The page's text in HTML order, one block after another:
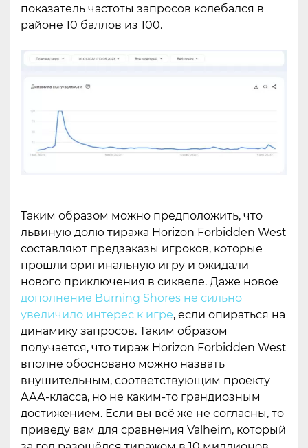
показатель частоты запросов колебался в
районе 10 баллов из 100.
Таким образом можно предположить, что
львиную долю тиража Horizon Forbidden West
составляют предзаказы игроков, которые
прошли оригинальную игру и ожидали
нового приключения в сиквеле. Даже новое
дополнение Burning Shores не сильно
увеличило интерес к игре, если опираться на
динамику запросов. Таким образом
получается, что тираж Horizon Forbidden West
вполне обосновано можно назвать
внушительным, соответствующим проекту
ААА-класса, но не каким-то грандиозным
достижением. Если вы всё же не согласны, то
приведу вам для сравнения Valheim, который